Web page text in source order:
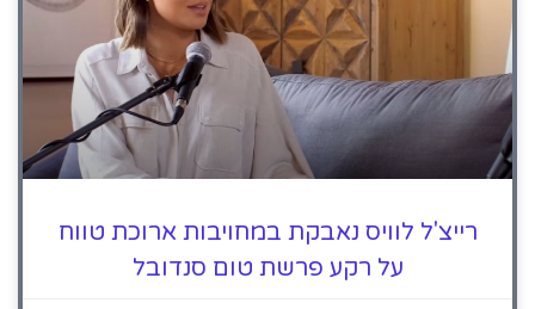
רייצ'ל לוויס נאבקת במחויבות ארוכת טווח
על רקע פרשת טום סנדובל